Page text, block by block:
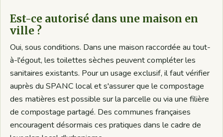
Est-ce autorisé dans une maison en
ville ?
Oui, sous conditions. Dans une maison raccordée au tout-
à-l'égout, les toilettes sèches peuvent compléter les
sanitaires existants. Pour un usage exclusif, il faut vérifier
auprès du SPANC local et s'assurer que le compostage
des matières est possible sur la parcelle ou via une filière
de compostage partagé. Des communes françaises
encouragent désormais ces pratiques dans le cadre de